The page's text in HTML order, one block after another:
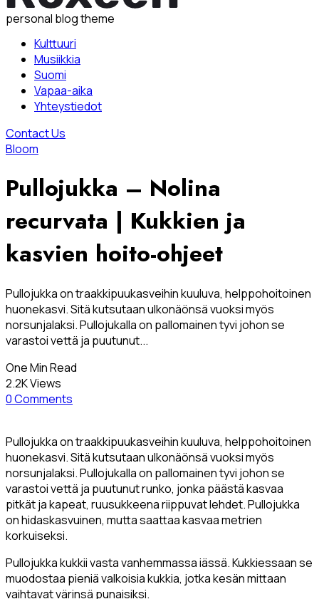
personal blog theme
Kulttuuri
Musiikkia
Suomi
Vapaa-aika
Yhteystiedot
Contact Us
Bloom
Pullojukka – Nolina
recurvata | Kukkien ja
kasvien hoito-ohjeet
Pullojukka on traakkipuukasveihin kuuluva, helppohoitoinen
huonekasvi. Sitä kutsutaan ulkonäönsä vuoksi myös
norsunjalaksi. Pullojukalla on pallomainen tyvi johon se
varastoi vettä ja puutunut...
One Min Read
2.2K Views
0 Comments
Pullojukka on traakkipuukasveihin kuuluva, helppohoitoinen
huonekasvi. Sitä kutsutaan ulkonäönsä vuoksi myös
norsunjalaksi. Pullojukalla on pallomainen tyvi johon se
varastoi vettä ja puutunut runko, jonka päästä kasvaa
pitkät ja kapeat, ruusukkeena riippuvat lehdet. Pullojukka
on hidaskasvuinen, mutta saattaa kasvaa metrien
korkuiseksi.
Pullojukka kukkii vasta vanhemmassa iässä. Kukkiessaan se
muodostaa pieniä valkoisia kukkia, jotka kesän mittaan
vaihtavat värinsä punaisiksi.